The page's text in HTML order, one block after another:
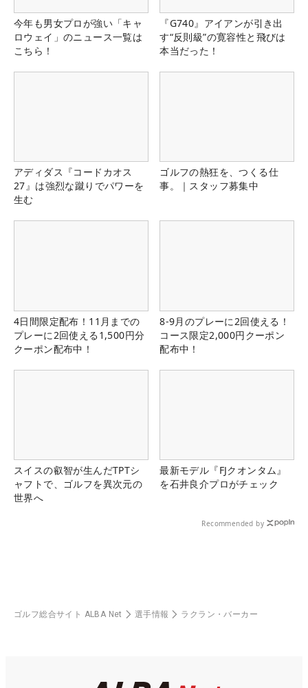
今年も男女プロが強い「キャ
ロウェイ」のニュース一覧は
こちら！
『G740』アイアンが引き出
す“反則級”の寛容性と飛びは
本当だった！
アディダス『コードカオス
27』は強烈な蹴りでパワーを
生む
ゴルフの熱狂を、つくる仕
事。｜スタッフ募集中
4日間限定配布！11月までの
プレーに2回使える1,500円分
クーポン配布中！
8-9月のプレーに2回使える！
コース限定2,000円クーポン
配布中！
スイスの叡智が生んだTPTシ
ャフトで、ゴルフを異次元の
世界へ
最新モデル『FJクオンタム』
を石井良介プロがチェック
Recommended by
ゴルフ総合サイト ALBA Net 選手情報 ラクラン・バーカー